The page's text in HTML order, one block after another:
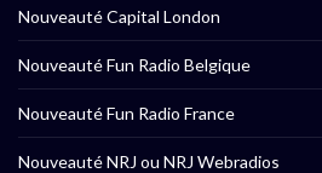
Nouveauté Capital London
Nouveauté Fun Radio Belgique
Nouveauté Fun Radio France
Nouveauté NRJ ou NRJ Webradios